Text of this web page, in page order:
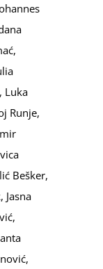
Luka
Runje,
Bešker,
Jasna